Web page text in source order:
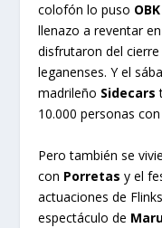
colofón lo puso OBK
llenazo a reventar
disfrutaron del
leganenses. Y el
madrileño Sidecars
10.000 personas
Pero también se
con Porretas y el
actuaciones de
espectáculo de